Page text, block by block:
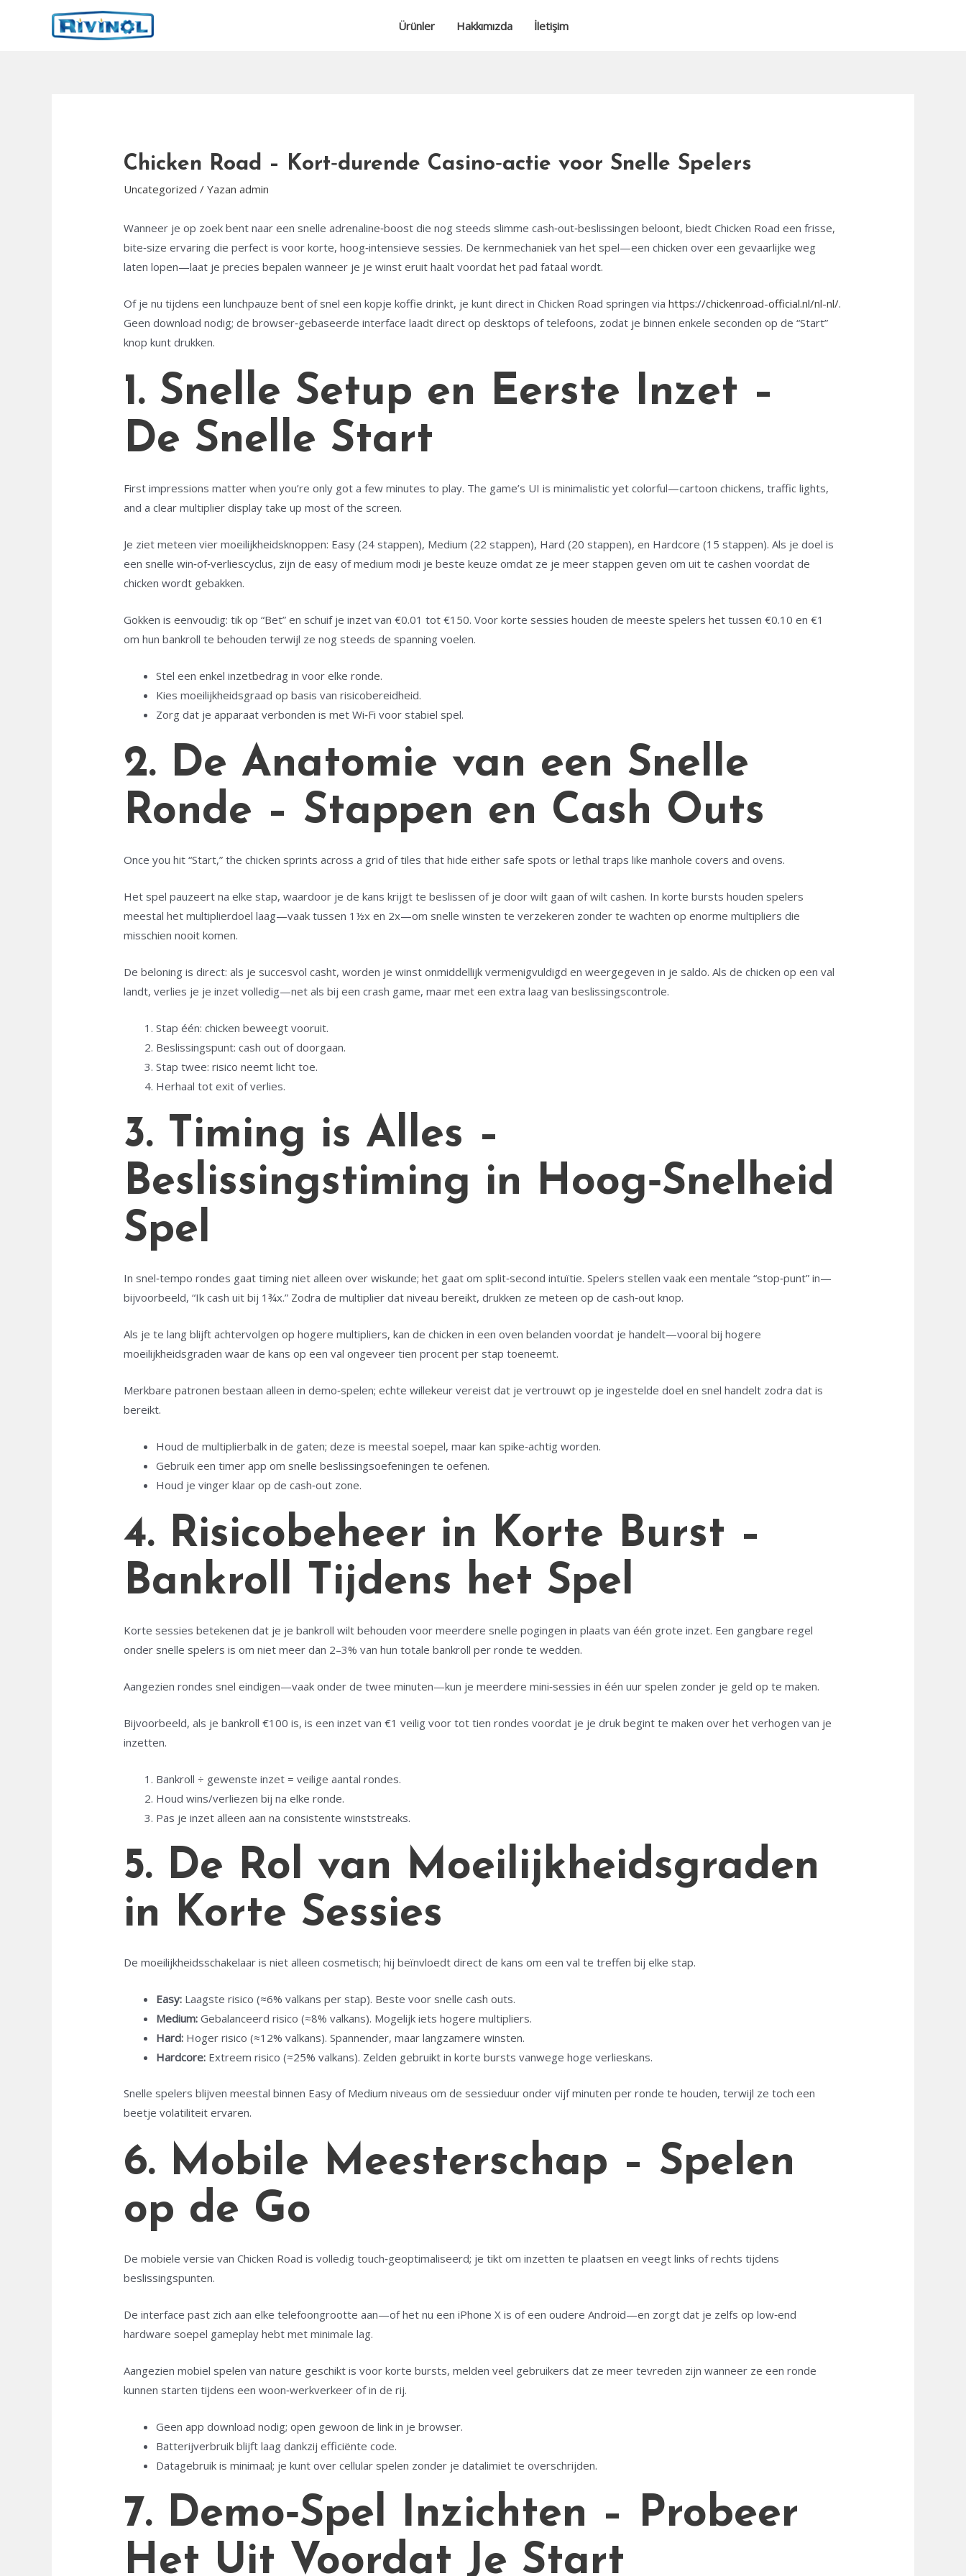
Ürünler Hakkımızda İletişim
Chicken Road – Kort‑durende Casino‑actie voor Snelle Spelers
Uncategorized / Yazan admin
Wanneer je op zoek bent naar een snelle adrenaline‑boost die nog steeds slimme cash‑out‑beslissingen beloont, biedt Chicken Road een frisse,
bite‑size ervaring die perfect is voor korte, hoog‑intensieve sessies. De kernmechaniek van het spel—een chicken over een gevaarlijke weg
laten lopen—laat je precies bepalen wanneer je je winst eruit haalt voordat het pad fataal wordt.
Of je nu tijdens een lunchpauze bent of snel een kopje koffie drinkt, je kunt direct in Chicken Road springen viahttps://chickenroad-official.nl/nl-nl/.
Geen download nodig; de browser‑gebaseerde interface laadt direct op desktops of telefoons, zodat je binnen enkele seconden op de “Start”
knop kunt drukken.
1. Snelle Setup en Eerste Inzet –
De Snelle Start
First impressions matter when you’re only got a few minutes to play. The game’s UI is minimalistic yet colorful—cartoon chickens, traffic lights,
and a clear multiplier display take up most of the screen.
Je ziet meteen vier moeilijkheidsknoppen: Easy (24 stappen), Medium (22 stappen), Hard (20 stappen), en Hardcore (15 stappen). Als je doel is
een snelle win‑of‑verliescyclus, zijn de easy of medium modi je beste keuze omdat ze je meer stappen geven om uit te cashen voordat de
chicken wordt gebakken.
Gokken is eenvoudig: tik op “Bet” en schuif je inzet van €0.01 tot €150. Voor korte sessies houden de meeste spelers het tussen €0.10 en €1
om hun bankroll te behouden terwijl ze nog steeds de spanning voelen.
Stel een enkel inzetbedrag in voor elke ronde.
Kies moeilijkheidsgraad op basis van risicobereidheid.
Zorg dat je apparaat verbonden is met Wi‑Fi voor stabiel spel.
2. De Anatomie van een Snelle
Ronde – Stappen en Cash Outs
Once you hit “Start,” the chicken sprints across a grid of tiles that hide either safe spots or lethal traps like manhole covers and ovens.
Het spel pauzeert na elke stap, waardoor je de kans krijgt te beslissen of je door wilt gaan of wilt cashen. In korte bursts houden spelers
meestal het multiplierdoel laag—vaak tussen 1½x en 2x—om snelle winsten te verzekeren zonder te wachten op enorme multipliers die
misschien nooit komen.
De beloning is direct: als je succesvol casht, worden je winst onmiddellijk vermenigvuldigd en weergegeven in je saldo. Als de chicken op een val
landt, verlies je je inzet volledig—net als bij een crash game, maar met een extra laag van beslissingscontrole.
Stap één: chicken beweegt vooruit.
Beslissingspunt: cash out of doorgaan.
Stap twee: risico neemt licht toe.
Herhaal tot exit of verlies.
3. Timing is Alles –
Beslissingstiming in Hoog‑Snelheid
Spel
In snel‑tempo rondes gaat timing niet alleen over wiskunde; het gaat om split‑second intuïtie. Spelers stellen vaak een mentale “stop‑punt” in—
bijvoorbeeld, “Ik cash uit bij 1¾x.” Zodra de multiplier dat niveau bereikt, drukken ze meteen op de cash‑out knop.
Als je te lang blijft achtervolgen op hogere multipliers, kan de chicken in een oven belanden voordat je handelt—vooral bij hogere
moeilijkheidsgraden waar de kans op een val ongeveer tien procent per stap toeneemt.
Merkbare patronen bestaan alleen in demo‑spelen; echte willekeur vereist dat je vertrouwt op je ingestelde doel en snel handelt zodra dat is
bereikt.
Houd de multiplierbalk in de gaten; deze is meestal soepel, maar kan spike‑achtig worden.
Gebruik een timer app om snelle beslissingsoefeningen te oefenen.
Houd je vinger klaar op de cash‑out zone.
4. Risicobeheer in Korte Burst –
Bankroll Tijdens het Spel
Korte sessies betekenen dat je je bankroll wilt behouden voor meerdere snelle pogingen in plaats van één grote inzet. Een gangbare regel
onder snelle spelers is om niet meer dan 2–3% van hun totale bankroll per ronde te wedden.
Aangezien rondes snel eindigen—vaak onder de twee minuten—kun je meerdere mini‑sessies in één uur spelen zonder je geld op te maken.
Bijvoorbeeld, als je bankroll €100 is, is een inzet van €1 veilig voor tot tien rondes voordat je je druk begint te maken over het verhogen van je
inzetten.
Bankroll ÷ gewenste inzet = veilige aantal rondes.
Houd wins/verliezen bij na elke ronde.
Pas je inzet alleen aan na consistente winststreaks.
5. De Rol van Moeilijkheidsgraden
in Korte Sessies
De moeilijkheidsschakelaar is niet alleen cosmetisch; hij beïnvloedt direct de kans om een val te treffen bij elke stap.
Easy: Laagste risico (≈6% valkans per stap). Beste voor snelle cash outs.
Medium: Gebalanceerd risico (≈8% valkans). Mogelijk iets hogere multipliers.
Hard: Hoger risico (≈12% valkans). Spannender, maar langzamere winsten.
Hardcore: Extreem risico (≈25% valkans). Zelden gebruikt in korte bursts vanwege hoge verlieskans.
Snelle spelers blijven meestal binnen Easy of Medium niveaus om de sessieduur onder vijf minuten per ronde te houden, terwijl ze toch een
beetje volatiliteit ervaren.
6. Mobile Meesterschap – Spelen
op de Go
De mobiele versie van Chicken Road is volledig touch‑geoptimaliseerd; je tikt om inzetten te plaatsen en veegt links of rechts tijdens
beslissingspunten.
De interface past zich aan elke telefoongrootte aan—of het nu een iPhone X is of een oudere Android—en zorgt dat je zelfs op low‑end
hardware soepel gameplay hebt met minimale lag.
Aangezien mobiel spelen van nature geschikt is voor korte bursts, melden veel gebruikers dat ze meer tevreden zijn wanneer ze een ronde
kunnen starten tijdens een woon‑werkverkeer of in de rij.
Geen app download nodig; open gewoon de link in je browser.
Batterijverbruik blijft laag dankzij efficiënte code.
Datagebruik is minimaal; je kunt over cellular spelen zonder je datalimiet te overschrijden.
7. Demo‑Spel Inzichten – Probeer
Het Uit Voordat Je Start